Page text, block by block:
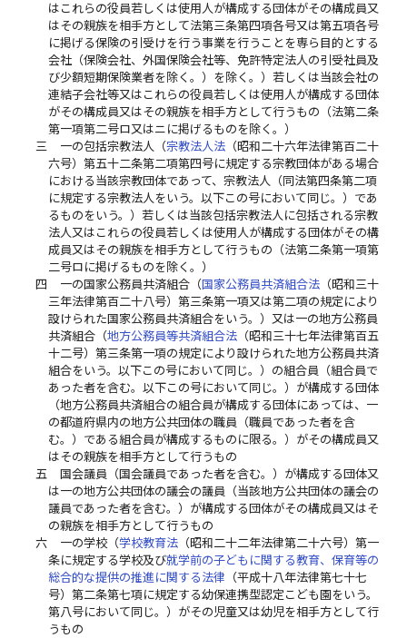
はこれらの役員若しくは使用人が構成する団体がその構成員又
はその親族を相手方として法第三条第四項各号又は第五項各号
に掲げる保険の引受けを行う事業を行うことを専ら目的とする
会社（保険会社、外国保険会社等、免許特定法人の引受社員及
び少額短期保険業者を除く。）を除く。）若しくは当該会社の
連結子会社等又はこれらの役員若しくは使用人が構成する団体
がその構成員又はその親族を相手方として行うもの（法第二条
第一項第二号ロ又はニに掲げるものを除く。）
三
一の包括宗教法人（宗教法人法（昭和二十六年法律第百二十
六号）第五十二条第二項第四号に規定する宗教団体がある場合
における当該宗教団体であって、宗教法人（同法第四条第二項
に規定する宗教法人をいう。以下この号において同じ。）であ
るものをいう。）若しくは当該包括宗教法人に包括される宗教
法人又はこれらの役員若しくは使用人が構成する団体がその構
成員又はその親族を相手方として行うもの（法第二条第一項第
二号ロに掲げるものを除く。）
四
一の国家公務員共済組合（国家公務員共済組合法（昭和三十
三年法律第百二十八号）第三条第一項又は第二項の規定により
設けられた国家公務員共済組合をいう。）又は一の地方公務員
共済組合（地方公務員等共済組合法（昭和三十七年法律第百五
十二号）第三条第一項の規定により設けられた地方公務員共済
組合をいう。以下この号において同じ。）の組合員（組合員で
あった者を含む。以下この号において同じ。）が構成する団体
（地方公務員共済組合の組合員が構成する団体にあっては、一
の都道府県内の地方公共団体の職員（職員であった者を含
む。）である組合員が構成するものに限る。）がその構成員又
はその親族を相手方として行うもの
五
国会議員（国会議員であった者を含む。）が構成する団体又
は一の地方公共団体の議会の議員（当該地方公共団体の議会の
議員であった者を含む。）が構成する団体がその構成員又はそ
の親族を相手方として行うもの
六
一の学校（学校教育法（昭和二十二年法律第二十六号）第一
条に規定する学校及び就学前の子どもに関する教育、保育等の
総合的な提供の推進に関する法律 （平成十八年法律第七十七
号）第二条第七項に規定する幼保連携型認定こども園をいう。
第八号において同じ。）がその児童又は幼児を相手方として行
うもの